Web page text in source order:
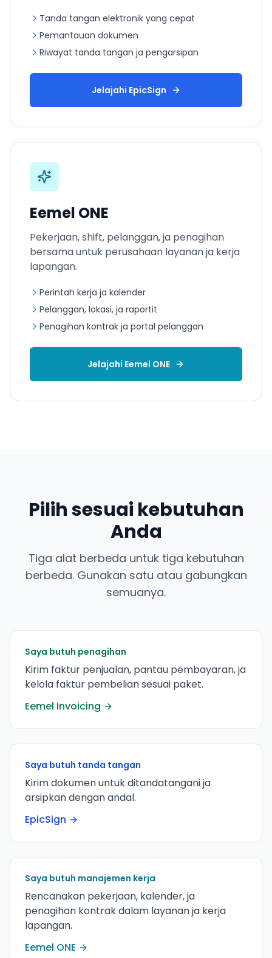
Tanda tangan elektronik yang cepat
Pemantauan dokumen
Riwayat tanda tangan ja pengarsipan
Jelajahi EpicSign
Eemel ONE
Pekerjaan, shift, pelanggan, ja penagihan
bersama untuk perusahaan layanan ja kerja
lapangan.
Perintah kerja ja kalender
Pelanggan, lokasi, ja raportit
Penagihan kontrak ja portal pelanggan
Jelajahi Eemel ONE
Pilih sesuai kebutuhan
Anda
Tiga alat berbeda untuk tiga kebutuhan
berbeda. Gunakan satu atau gabungkan
semuanya.
Saya butuh penagihan
Kirim faktur penjualan, pantau pembayaran, ja
kelola faktur pembelian sesuai paket.
Eemel Invoicing
Saya butuh tanda tangan
Kirim dokumen untuk ditandatangani ja
arsipkan dengan andal.
EpicSign
Saya butuh manajemen kerja
Rencanakan pekerjaan, kalender, ja
penagihan kontrak dalam layanan ja kerja
lapangan.
Eemel ONE